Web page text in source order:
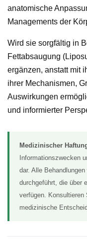
anatomische
Managements der
Wird sie sorgfältig in
Fettabsaugung
ergänzen, anstatt mit
ihrer Mechanismen,
Auswirkungen
und informierter
Medizinischer
Informationszwecken
dar. Alle
durchgeführt, die über
verfügen. Konsultieren
medizinische